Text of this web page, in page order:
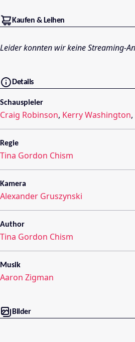
Kaufen & Leihen
Leider konnten wir keine Streaming-
Details
Schauspieler
Craig Robinson, Kerry Washington,
Regie
Tina Gordon Chism
Kamera
Alexander Gruszynski
Author
Tina Gordon Chism
Musik
Aaron Zigman
Bilder